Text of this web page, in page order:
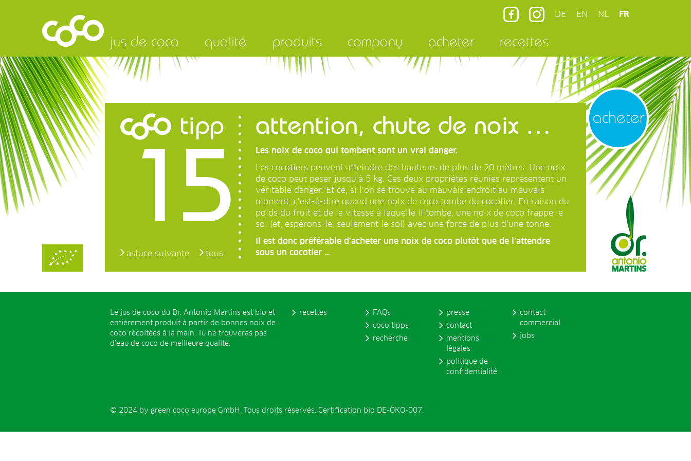
DE EN NL FR
jus de coco qualité produits company acheter recettes
acheter
tipp
15 attention, chute de noix …
Les noix de coco qui tombent sont un vrai danger.
Les cocotiers peuvent atteindre des hauteurs de plus de 20 mètres. Une noix
de coco peut peser jusqu’à 5 kg. Ces deux propriétés réunies représentent un
véritable danger. Et ce, si l’on se trouve au mauvais endroit au mauvais
moment, c’est-à-dire quand une noix de coco tombe du cocotier. En raison du
poids du fruit et de la vitesse à laquelle il tombe, une noix de coco frappe le
sol (et, espérons-le, seulement le sol) avec une force de plus d’une tonne.
Il est donc préférable d’acheter une noix de coco plutôt que de l’attendre
sous un cocotier …
astuce suivante tous
Le jus de coco du Dr. Antonio Martins est bio et
entièrement produit à partir de bonnes noix de
coco récoltées à la main. Tu ne trouveras pas
d’eau de coco de meilleure qualité.
recettes
FAQs
coco tipps
recherche
presse
contact
mentions
légales
politique de
confidentialité
contact
commercial
jobs
© 2024 by green coco europe GmbH. Tous droits réservés. Certification bio DE-ÖKO-007.